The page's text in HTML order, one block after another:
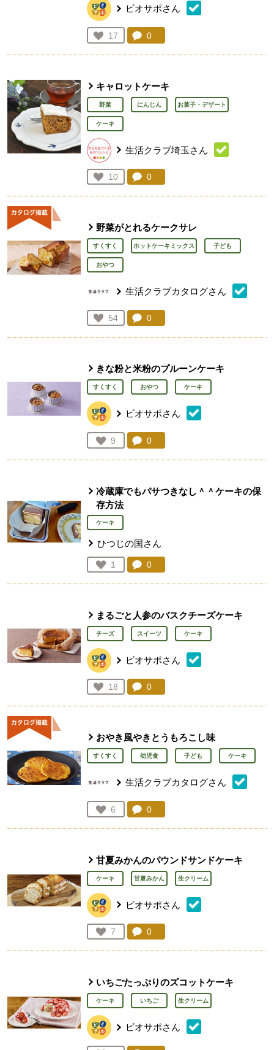
ビオサポさん
お気に入り登録：
17
人が登録
コメント：
0
キャロットケーキ
野菜 にんじん お菓子・デザート
ケーキ
生活クラブ埼玉さん
お気に入り登録：
10
人が登録
コメント：
0
野菜がとれるケークサレ
すくすく ホットケーキミックス 子ども
おやつ
生活クラブカタログさん
お気に入り登録：
54
人が登録
コメント：
0
きな粉と米粉のプルーンケーキ
すくすく おやつ ケーキ
ビオサポさん
お気に入り登録：
9
人が登録
コメント：
0
冷蔵庫でもパサつきなし＾＾ケーキの保
存方法
ケーキ
ひつじの国さん
お気に入り登録：
1
人が登録
コメント：
0
まるごと人参のバスクチーズケーキ
チーズ スイーツ ケーキ
ビオサポさん
お気に入り登録：
18
人が登録
コメント：
0
おやき風やきとうもろこし味
すくすく 幼児食 子ども ケーキ
生活クラブカタログさん
お気に入り登録：
6
人が登録
コメント：
0
甘夏みかんのパウンドサンドケーキ
ケーキ 甘夏みかん 生クリーム
ビオサポさん
お気に入り登録：
7
人が登録
コメント：
0
いちごたっぷりのズコットケーキ
ケーキ いちご 生クリーム
ビオサポさん